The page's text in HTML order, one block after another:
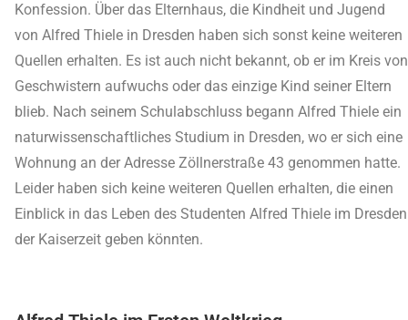
Konfession. Über das Elternhaus, die Kindheit und Jugend
von Alfred Thiele in Dresden haben sich sonst keine weiteren
Quellen erhalten. Es ist auch nicht bekannt, ob er im Kreis von
Geschwistern aufwuchs oder das einzige Kind seiner Eltern
blieb. Nach seinem Schulabschluss begann Alfred Thiele ein
naturwissenschaftliches Studium in Dresden, wo er sich eine
Wohnung an der Adresse Zöllnerstraße 43 genommen hatte.
Leider haben sich keine weiteren Quellen erhalten, die einen
Einblick in das Leben des Studenten Alfred Thiele im Dresden
der Kaiserzeit geben könnten.